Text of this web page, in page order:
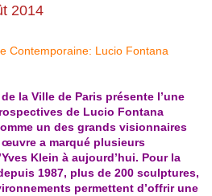
2014
la Ville de Paris présente l’une
de Lucio Fontana
un des grands visionnaires
a marqué plusieurs
Klein à aujourd’hui. Pour la
1987, plus de 200 sculptures,
permettent d’offrir une